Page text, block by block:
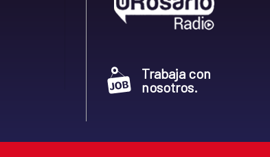
Trabaja con
nosotros.